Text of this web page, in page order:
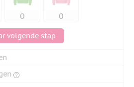
volgende stap